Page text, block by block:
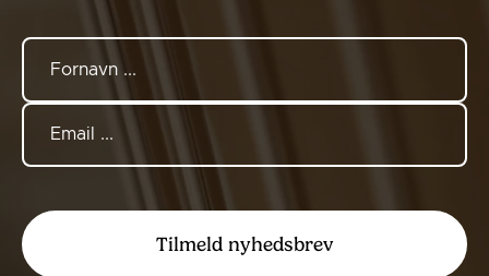
Tilmeld nyhedsbrev